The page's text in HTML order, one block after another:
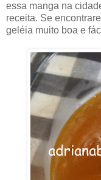
essa manga na
receita. Se
geléia muito boa e